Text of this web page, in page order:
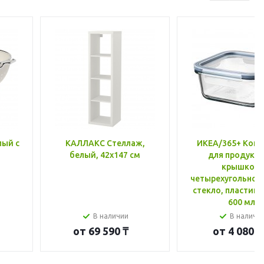
с
КАЛЛАКС Стеллаж,
белый, 42x147 см
В наличии
от 69 590 ₸
ИКЕА/365+
для
крышкой,
стекло, пластик
600 мл
В
от 4 080 ₸